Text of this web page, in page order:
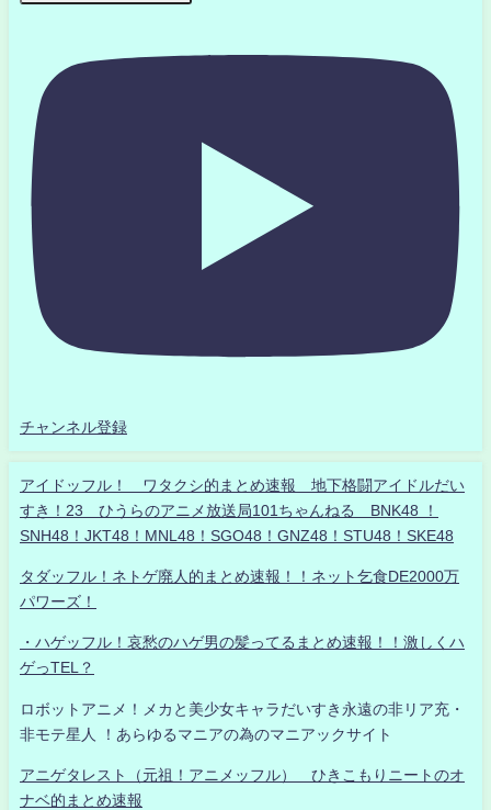
チャンネル登録
アイドッフル！ ワタクシ的まとめ速報 地下格闘アイドルだい
すき！23 ひうらのアニメ放送局101ちゃんねる BNK48 ！
SNH48！JKT48！MNL48！SGO48！GNZ48！STU48！SKE48
タダッフル！ネトゲ廃人的まとめ速報！！ネット乞食DE2000万
パワーズ！
・ハゲッフル！哀愁のハゲ男の髪ってるまとめ速報！！激しくハ
ゲっTEL？
ロボットアニメ！メカと美少女キャラだいすき永遠の非リア充・
非モテ星人 ！あらゆるマニアの為のマニアックサイト
アニゲタレスト（元祖！アニメッフル） ひきこもりニートのオ
ナベ的まとめ速報